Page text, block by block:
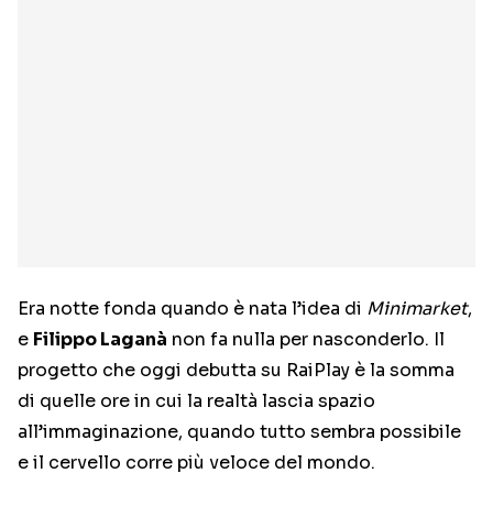
Era notte fonda quando è nata l’idea di Minimarket,
e Filippo Laganà non fa nulla per nasconderlo. Il
progetto che oggi debutta su RaiPlay è la somma
di quelle ore in cui la realtà lascia spazio
all’immaginazione, quando tutto sembra possibile
e il cervello corre più veloce del mondo.